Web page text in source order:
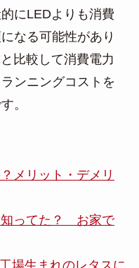
にLEDよりも消費
なる可能性があり
比較して消費電力
ンニングコストを
。
メリット・デメリ
知ってた？ お家で